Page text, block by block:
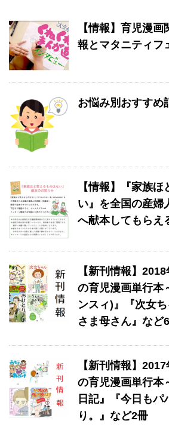
【情報】育児漫
報とマタニティフ
お悩み別おすすめ
【情報】『家族
い』を全国の産婦
へ献本してもらえ
【新刊情報】
の育児漫画単行本
ンスィ)』『次女
さま母さん』など
【新刊情報】
の育児漫画単行本
日記』『今日もパ
り。』など2冊